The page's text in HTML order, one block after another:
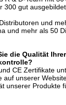
300 gut
und
und mehr als 50
die Qualität Ihrer
CE Zertifikate
auf unserer
unserer Produkte